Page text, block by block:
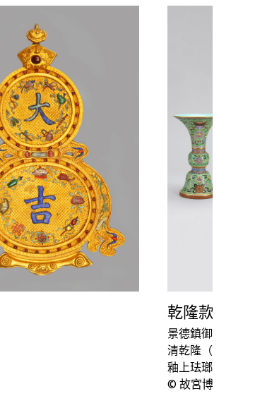
乾隆款勾蓮
景德鎮御窯廠
清乾隆（
釉上珐瑯彩瓷
© 故宮博物院